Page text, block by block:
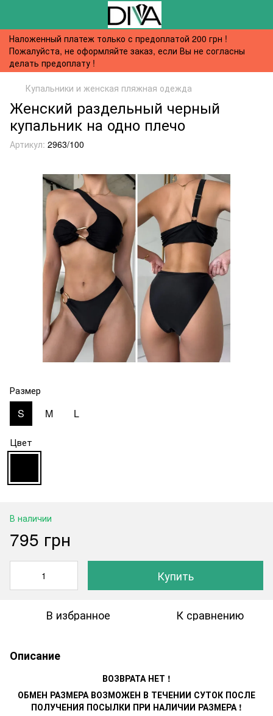
Наложенный платеж только с предоплатой 200 грн !
Пожалуйста, не оформляйте заказ, если Вы не согласны
делать предоплату !
Купальники и женская пляжная одежда
Женский раздельный черный
купальник на одно плечо
Артикул: 2963/100
Размер
S M L
Цвет
В наличии
795 грн
Купить
В избранное К сравнению
Описание
ВОЗВРАТА НЕТ !
ОБМЕН РАЗМЕРА ВОЗМОЖЕН В ТЕЧЕНИИ СУТОК ПОСЛЕ
ПОЛУЧЕНИЯ ПОСЫЛКИ ПРИ НАЛИЧИИ РАЗМЕРА !